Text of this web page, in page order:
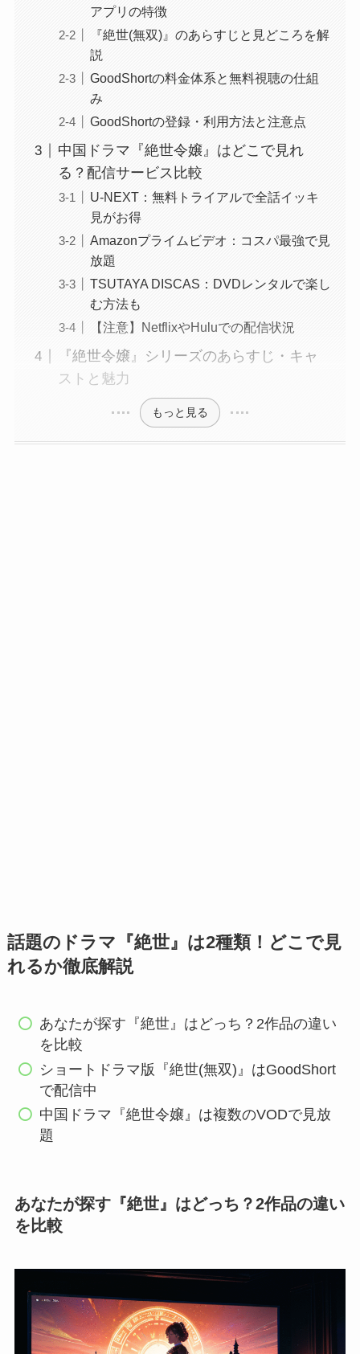
アプリの特徴
『絶世(無双)』のあらすじと見どころを解
説
GoodShortの料金体系と無料視聴の仕組
み
GoodShortの登録・利用方法と注意点
中国ドラマ『絶世令嬢』はどこで見れ
る？配信サービス比較
U-NEXT：無料トライアルで全話イッキ
見がお得
Amazonプライムビデオ：コスパ最強で見
放題
TSUTAYA DISCAS：DVDレンタルで楽し
む方法も
【注意】NetflixやHuluでの配信状況
『絶世令嬢』シリーズのあらすじ・キャ
ストと魅力
もっと見る
話題のドラマ『絶世』は2種類！どこで見
れるか徹底解説
あなたが探す『絶世』はどっち？2作品の違い
を比較
ショートドラマ版『絶世(無双)』はGoodShort
で配信中
中国ドラマ『絶世令嬢』は複数のVODで見放
題
あなたが探す『絶世』はどっち？2作品の違い
を比較